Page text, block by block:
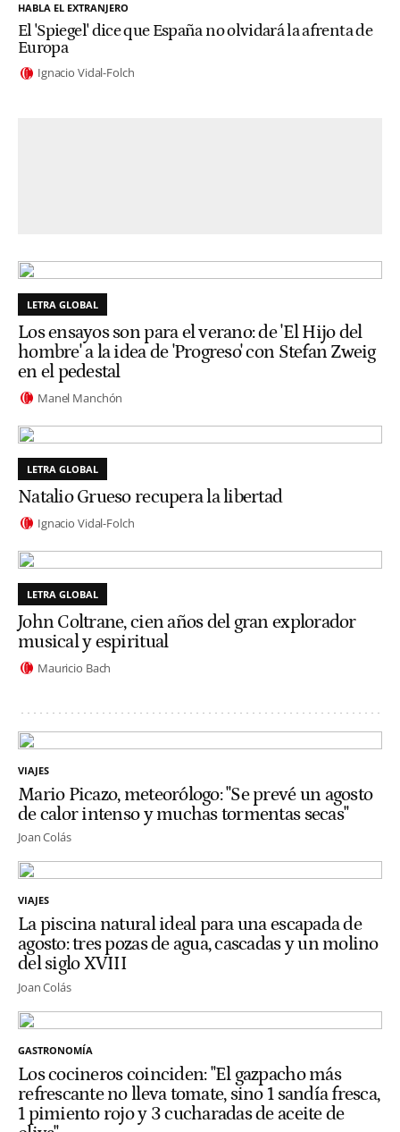
HABLA EL EXTRANJERO
El 'Spiegel' dice que España no olvidará la afrenta de
Europa
Ignacio Vidal-Folch
LETRA GLOBAL
Los ensayos son para el verano: de 'El Hijo del
hombre' a la idea de 'Progreso' con Stefan Zweig
en el pedestal
Manel Manchón
LETRA GLOBAL
Natalio Grueso recupera la libertad
Ignacio Vidal-Folch
LETRA GLOBAL
John Coltrane, cien años del gran explorador
musical y espiritual
Mauricio Bach
VIAJES
Mario Picazo, meteorólogo: "Se prevé un agosto
de calor intenso y muchas tormentas secas"
Joan Colás
VIAJES
La piscina natural ideal para una escapada de
agosto: tres pozas de agua, cascadas y un molino
del siglo XVIII
Joan Colás
GASTRONOMÍA
Los cocineros coinciden: "El gazpacho más
refrescante no lleva tomate, sino 1 sandía fresca,
1 pimiento rojo y 3 cucharadas de aceite de